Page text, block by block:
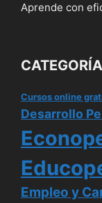
Aprende con
Cursos online
Desarrollo
Empleo y